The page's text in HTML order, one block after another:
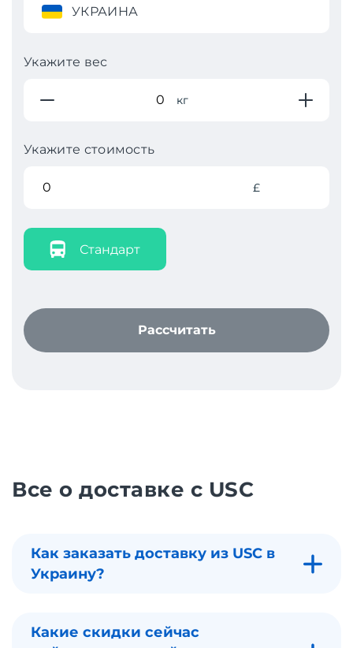
УКРАИНА
Укажите вес
кг
Укажите стоимость
£
Стандарт
Рассчитать
Все о доставке с USC
Как заказать доставку из USC в
Украину?
Какие скидки сейчас